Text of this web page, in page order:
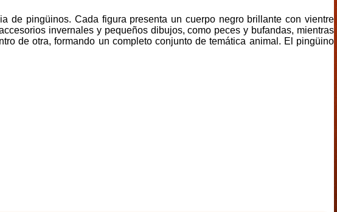
de pingüinos. Cada figura presenta un cuerpo negro brillante con vientre
invernales y pequeños dibujos, como peces y bufandas, mientras
de otra, formando un completo conjunto de temática animal. El pingüino